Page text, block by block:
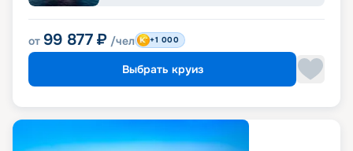
от 99 877 ₽ /чел +1 000
Выбрать круиз